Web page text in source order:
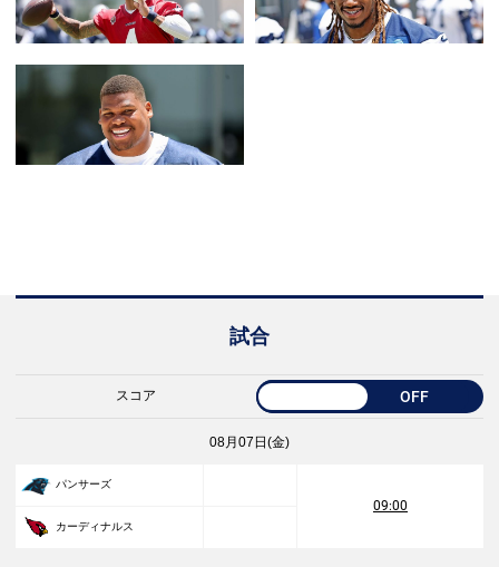
試合
スコア OFF
08月07日(金)
パンサーズ
09:00
カーディナルス